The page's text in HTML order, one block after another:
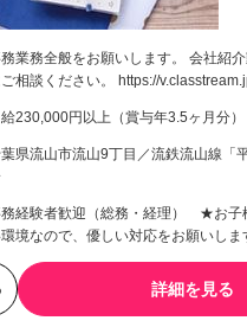
業務全般をお願いします。 会社紹
相談ください。 https://
給230,000円以上（賞与年3.5ヶ月分）
県流山市流山9丁目／流鉄流山線「
経験者歓迎（総務・経理） ★お子
境なので、優しい対応をお願いしま
詳細を見る